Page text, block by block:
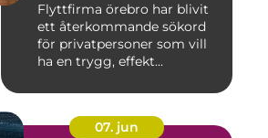
Flyttfirma örebro har blivit
ett återkommande sökord
för privatpersoner som vill
ha en trygg, effekt...
07. jun